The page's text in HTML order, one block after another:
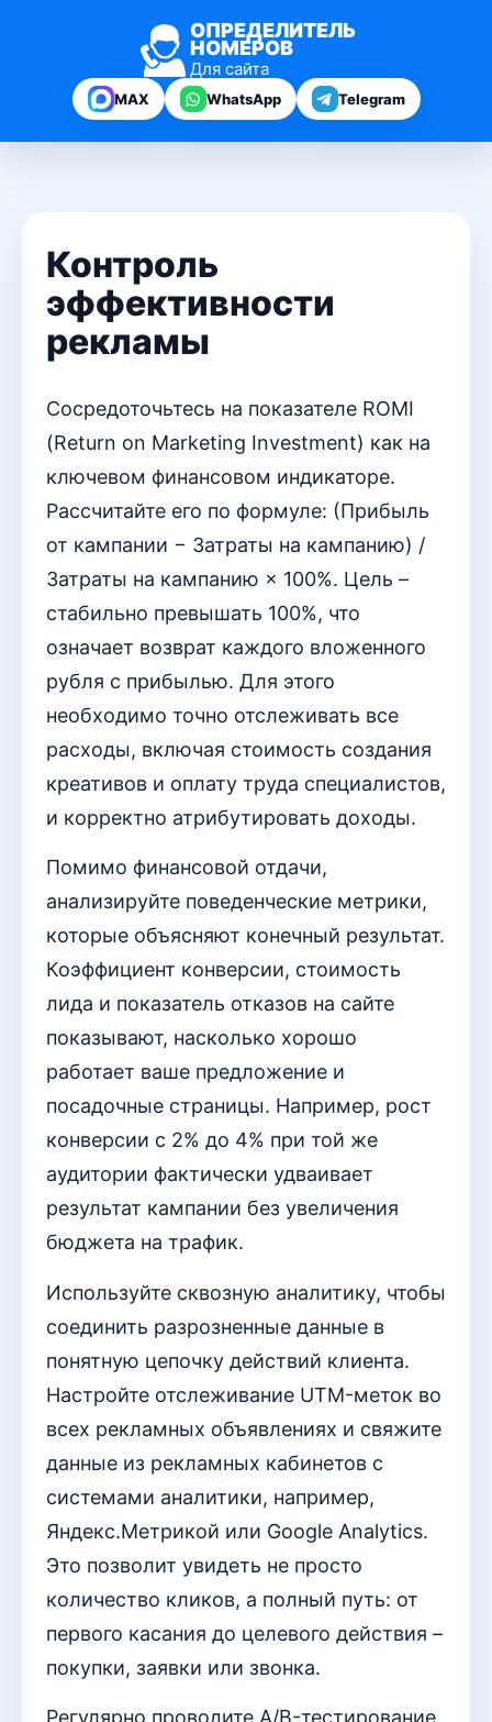
ОПРЕДЕЛИТЕЛЬ
НОМЕРОВ
Для сайта
MAX WhatsApp Telegram
Контроль
эффективности
рекламы
Сосредоточьтесь на показателе ROMI
(Return on Marketing Investment) как на
ключевом финансовом индикаторе.
Рассчитайте его по формуле: (Прибыль
от кампании − Затраты на кампанию) /
Затраты на кампанию × 100%. Цель –
стабильно превышать 100%, что
означает возврат каждого вложенного
рубля с прибылью. Для этого
необходимо точно отслеживать все
расходы, включая стоимость создания
креативов и оплату труда специалистов,
и корректно атрибутировать доходы.
Помимо финансовой отдачи,
анализируйте поведенческие метрики,
которые объясняют конечный результат.
Коэффициент конверсии, стоимость
лида и показатель отказов на сайте
показывают, насколько хорошо
работает ваше предложение и
посадочные страницы. Например, рост
конверсии с 2% до 4% при той же
аудитории фактически удваивает
результат кампании без увеличения
бюджета на трафик.
Используйте сквозную аналитику, чтобы
соединить разрозненные данные в
понятную цепочку действий клиента.
Настройте отслеживание UTM-меток во
всех рекламных объявлениях и свяжите
данные из рекламных кабинетов с
системами аналитики, например,
Яндекс.Метрикой или Google Analytics.
Это позволит увидеть не просто
количество кликов, а полный путь: от
первого касания до целевого действия –
покупки, заявки или звонка.
Регулярно проводите A/B-тестирование